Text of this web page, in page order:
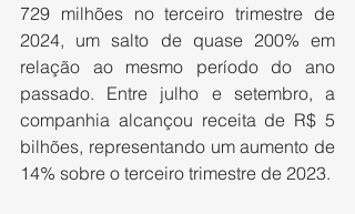
729 milhões no terceiro trimestre de
2024, um salto de quase 200% em
relação ao mesmo período do ano
passado. Entre julho e setembro, a
companhia alcançou receita de R$ 5
bilhões, representando um aumento de
14% sobre o terceiro trimestre de 2023.